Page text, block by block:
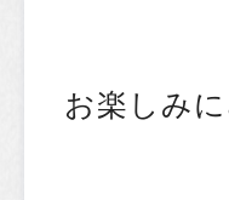
お楽しみ